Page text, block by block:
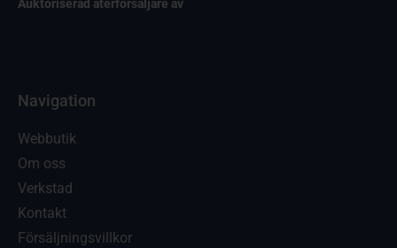
Auktoriserad återförsäljare av
Navigation
Webbutik
Om oss
Verkstad
Kontakt
Försäljningsvillkor